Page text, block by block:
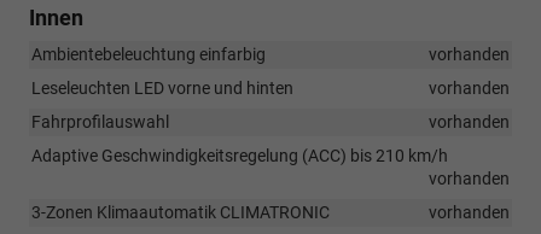
Innen
Ambientebeleuchtung einfarbig
vorhanden
Leseleuchten LED vorne und hinten
vorhanden
Fahrprofilauswahl
vorhanden
Adaptive Geschwindigkeitsregelung (ACC) bis 210 km/h
vorhanden
3-Zonen Klimaautomatik CLIMATRONIC
vorhanden